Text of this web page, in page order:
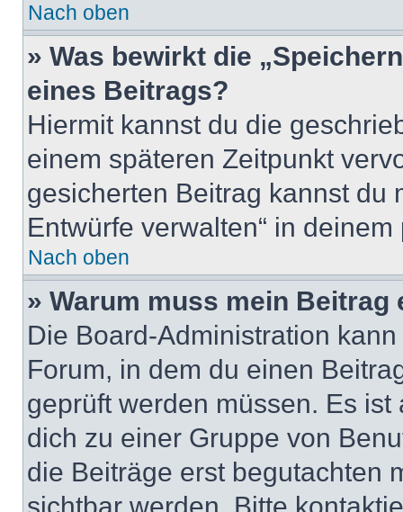
Nach oben
» Was bewirkt die
eines Beitrags?
Hiermit kannst du die
einem späteren Zeitpunkt
gesicherten Beitrag kannst du
Entwürfe verwalten“ in
Nach oben
» Warum muss mein
Die Board-Administration
Forum, in dem du einen
geprüft werden müssen. Es
dich zu einer Gruppe von
die Beiträge erst begutachten